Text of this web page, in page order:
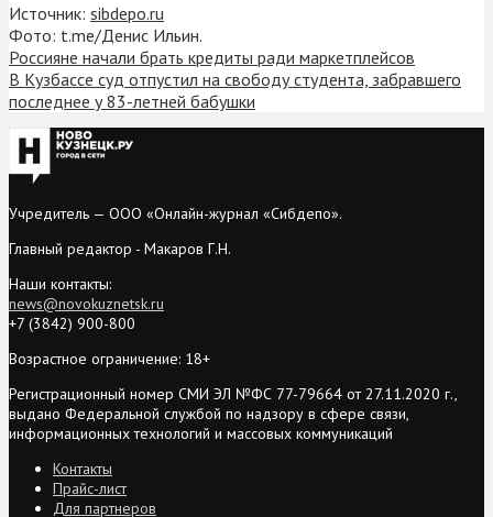
Источник: sibdepo.ru
Фото: t.me/Денис Ильин.
Россияне начали брать кредиты ради маркетплейсов
В Кузбассе суд отпустил на свободу студента, забравшего
последнее у 83-летней бабушки
Учредитель — ООО «Онлайн-журнал «Сибдепо».
Главный редактор - Макаров Г.Н.
Наши контакты:
news@novokuznetsk.ru
+7 (3842) 900-800
Возрастное ограничение: 18+
Регистрационный номер СМИ ЭЛ №ФС 77-79664 от 27.11.2020 г.,
выдано Федеральной службой по надзору в сфере связи,
информационных технологий и массовых коммуникаций
Контакты
Прайс-лист
Для партнеров